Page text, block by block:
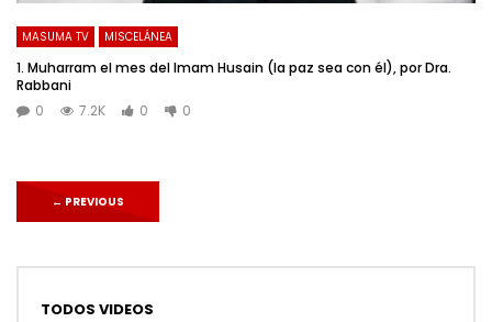
MASUMA TV MISCELÁNEA
1. Muharram el mes del Imam Husain (la paz sea con él), por Dra.
Rabbani
0
7.2K 0 0
← PREVIOUS
TODOS VIDEOS